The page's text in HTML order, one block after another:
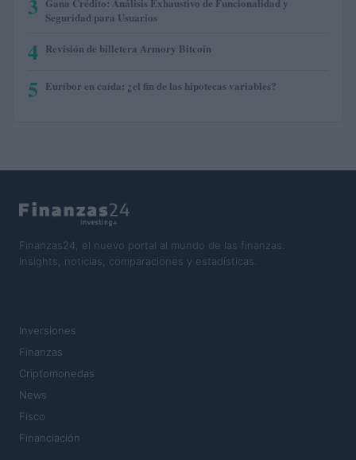
3 Seguridad para Usuarios
4 Revisión de billetera Armory Bitcoin
5 Euríbor en caída: ¿el fin de las hipotecas variables?
Finanzas24, el nuevo portal al mundo de las finanzas.
Insights, noticias, comparaciones y estadísticas.
Inversiones
Finanzas
Criptomonedas
News
Fisco
Financiación